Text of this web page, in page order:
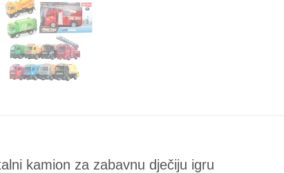
kamion za zabavnu dječiju igru